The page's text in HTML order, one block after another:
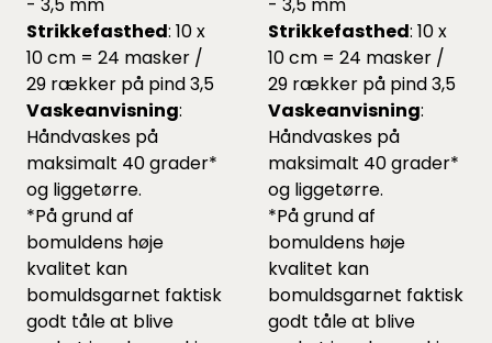
Strikkefasthed: 10 x
10 cm = 24 masker /
29 rækker på pind 3,5
Vaskeanvisning:
Håndvaskes på
maksimalt 40 grader*
og liggetørre.
*På grund af
bomuldens høje
kvalitet kan
bomuldsgarnet faktisk
godt tåle at blive
Strikkefasthed: 10 x
10 cm = 24 masker /
29 rækker på pind 3,5
Vaskeanvisning:
Håndvaskes på
maksimalt 40 grader*
og liggetørre.
*På grund af
bomuldens høje
kvalitet kan
bomuldsgarnet faktisk
godt tåle at blive